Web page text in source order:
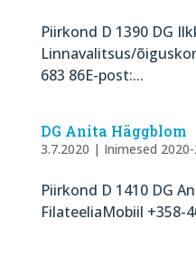
Piirkond D 1390 DG
Linnavalitsus/
683 86E-post:...
DG Anita Häggblom
3.7.2020 | Inimesed 2020-
Piirkond D 1410 DG
FilateeliaMobiil +358-